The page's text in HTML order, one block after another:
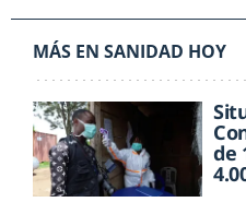
MÁS EN SANIDAD HOY
de